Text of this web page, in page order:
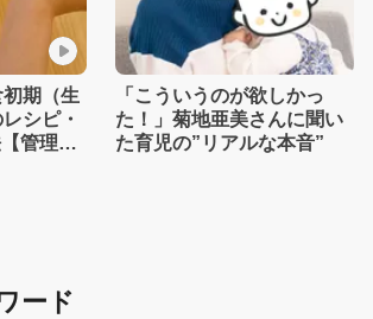
期（生
シピ・
管理栄
「こういうのが欲しかっ
た！」菊地亜美さんに聞い
た育児の”リアルな本音”
ード